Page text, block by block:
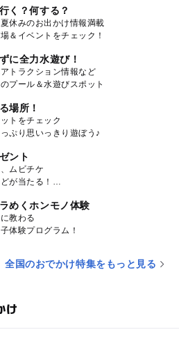
く？何する？
休みのお出かけ情報満載
＆イベントをチェック！
に全力水遊び！
トラクション情報など
プール＆水遊びスポット
場所！
トをチェック
ぷり思いっきり遊ぼう♪
ント
ムビチケ
が当たる！
めくホンモノ体験
教わる
体験プログラム！
全国のおでかけ特集をもっと見る
け